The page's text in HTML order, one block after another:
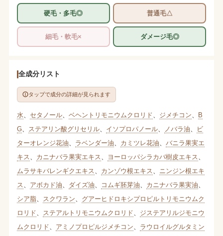
硬毛・多毛◎ 普通毛△
細毛・軟毛× ダメージ毛◎
全成分リスト
タップで成分の詳細が見られます
水 セタノール、 ベヘントリモニウムクロリド ジメチコン
B
G、 ステアリン酸グリセリル、 イソプロパノール、 ノバラ油
ビ
ターオレンジ花油
ラベンダー油 カミツレ花油
バニラ果実エ
キス
カニナバラ果実エキス ヨーロッパシラカバ樹皮エキス
ムラサキバレンギクエキス
カンゾウ根エキス
ニンジン根エキ
ス
アボカド油 ダイズ油 コムギ胚芽油 カニナバラ果実油
シア脂、 スクワラン
グアーヒドロキシプロピルトリモニウムク
ロリド
ステアルトリモニウムクロリド
ジステアリルジモニウ
ムクロリド
アミノプロピルジメチコン
ラウロイルグルタミン